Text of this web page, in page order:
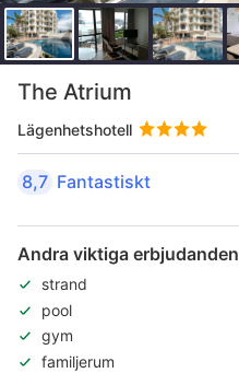
The Atrium
Lägenhetshotell
8,7 Fantastiskt
Andra viktiga erbjudanden
strand
pool
gym
familjerum